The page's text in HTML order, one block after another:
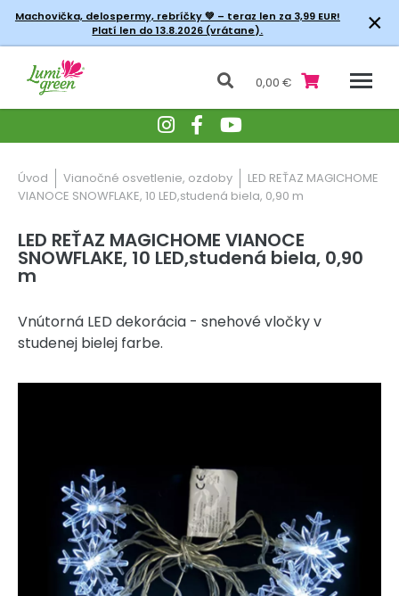
Machovička, delospermy, rebríčky💚 – teraz len za 3,99 EUR!
Platí len do 13.8.2026 (vrátane).
×
0,00 €
Úvod Vianočné osvetlenie, ozdoby
LED REŤAZ MAGICHOME
VIANOCE SNOWFLAKE, 10 LED,studená biela, 0,90 m
LED REŤAZ MAGICHOME VIANOCE
SNOWFLAKE, 10 LED,studená biela, 0,90
m
Vnútorná LED dekorácia - snehové vločky v
studenej bielej farbe.